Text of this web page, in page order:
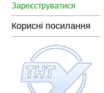
Зареєструватися
Корисні посилання